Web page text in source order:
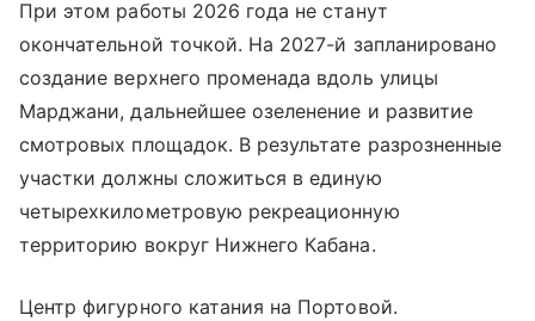
При этом работы 2026 года не станут
окончательной точкой. На 2027-й запланировано
создание верхнего променада вдоль улицы
Марджани, дальнейшее озеленение и развитие
смотровых площадок. В результате разрозненные
участки должны сложиться в единую
четырехкилометровую рекреационную
территорию вокруг Нижнего Кабана.
Центр фигурного катания на Портовой.